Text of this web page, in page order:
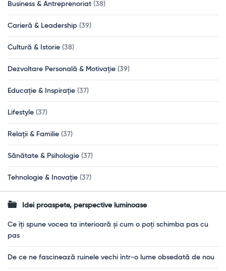
Business & Antreprenoriat (38)
Carieră & Leadership (39)
Cultură & Istorie (38)
Dezvoltare Personală & Motivație (39)
Educație & Inspirație (37)
Lifestyle (37)
Relații & Familie (37)
Sănătate & Psihologie (37)
Tehnologie & Inovație (37)
Idei proaspete, perspective luminoase
Ce îți spune vocea ta interioară și cum o poți schimba pas cu
pas
De ce ne fascinează ruinele vechi într-o lume obsedată de nou